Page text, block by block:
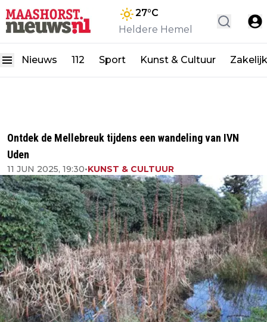
27°C
Heldere Hemel
Nieuws 112 Sport Kunst & Cultuur Zakelijk
Ontdek de Mellebreuk tijdens een wandeling van IVN
Uden
11 JUN 2025, 19:30•KUNST & CULTUUR